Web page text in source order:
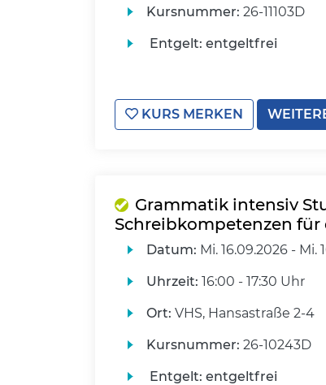
Kursnummer: 26-11103D
Entgelt: entgeltfrei
KURS MERKEN
Grammatik intensiv
Schreibkompetenzen für
Datum: Mi. 16.09.2026 - Mi.
Uhrzeit: 16:00 - 17:30 Uhr
Ort: VHS, Hansastraße 2-4
Kursnummer: 26-10243D
Entgelt: entgeltfrei